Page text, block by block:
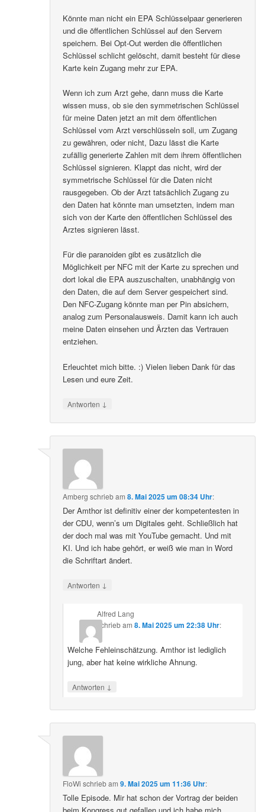
Könnte man nicht ein EPA Schlüsselpaar generieren
und die öffentlichen Schlüssel auf den Servern
speichern. Bei Opt-Out werden die öffentlichen
Schlüssel schlicht gelöscht, damit besteht für diese
Karte kein Zugang mehr zur EPA.
Wenn ich zum Arzt gehe, dann muss die Karte
wissen muss, ob sie den symmetrischen Schlüssel
für meine Daten jetzt an mit dem öffentlichen
Schlüssel vom Arzt verschlüsseln soll, um Zugang
zu gewähren, oder nicht, Dazu lässt die Karte
zufällig generierte Zahlen mit dem ihrem öffentlichen
Schlüssel signieren. Klappt das nicht, wird der
symmetrische Schlüssel für die Daten nicht
rausgegeben. Ob der Arzt tatsächlich Zugang zu
den Daten hat könnte man umsetzten, indem man
sich von der Karte den öffentlichen Schlüssel des
Arztes signieren lässt.
Für die paranoiden gibt es zusätzlich die
Möglichkeit per NFC mit der Karte zu sprechen und
dort lokal die EPA auszuschalten, unabhängig von
den Daten, die auf dem Server gespeichert sind.
Den NFC-Zugang könnte man per Pin absichern,
analog zum Personalausweis. Damit kann ich auch
meine Daten einsehen und Ärzten das Vertrauen
entziehen.
Erleuchtet mich bitte. :) Vielen lieben Dank für das
Lesen und eure Zeit.
Antworten ↓
Amberg schriebam8. Mai 2025 um 08:34 Uhr:
Der Amthor ist definitiv einer der kompetentesten in
der CDU, wenn’s um Digitales geht. Schließlich hat
der doch mal was mit YouTube gemacht. Und mit
KI. Und ich habe gehört, er weiß wie man in Word
die Schriftart ändert.
Antworten ↓
Alfred Lang
schriebam 8. Mai 2025 um 22:38 Uhr:
Welche Fehleinschätzung. Amthor ist lediglich
jung, aber hat keine wirkliche Ahnung.
Antworten ↓
FloWi schriebam9. Mai 2025 um 11:36 Uhr:
Tolle Episode. Mir hat schon der Vortrag der beiden